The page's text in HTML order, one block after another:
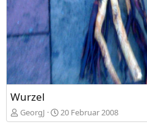
Wurzel
GeorgJ 20 Februar 2008